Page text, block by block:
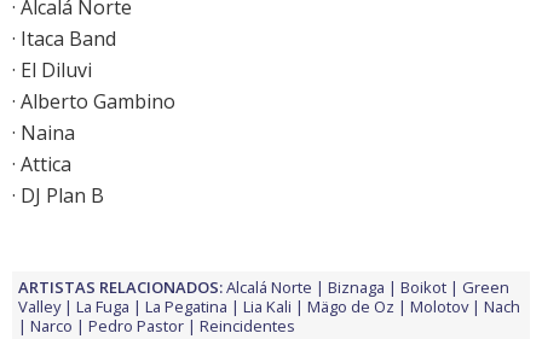
· Alcalá Norte
· Itaca Band
· El Diluvi
· Alberto Gambino
· Naina
· Attica
· DJ Plan B
ARTISTAS RELACIONADOS:Alcalá Norte Biznaga Boikot
Green
Valley
La Fuga La Pegatina Lia Kali Mägo de Oz Molotov
Nach
Narco
Pedro Pastor Reincidentes